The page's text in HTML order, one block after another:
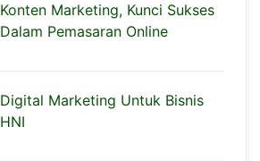
Konten Marketing, Kunci Sukses
Dalam Pemasaran Online
Digital Marketing Untuk Bisnis
HNI